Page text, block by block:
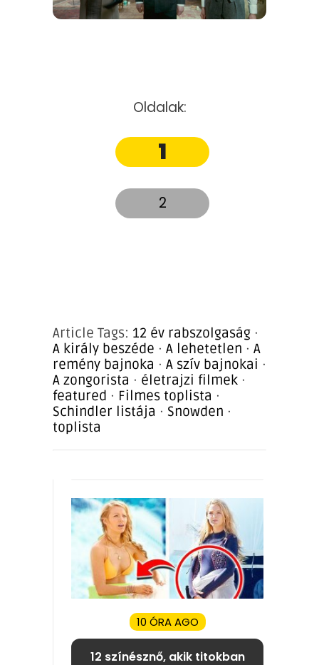
Oldalak:
1
2
Article Tags: 12 év rabszolgaság ·
A király beszéde · A lehetetlen · A
remény bajnoka · A szív bajnokai ·
A zongorista · életrajzi filmek ·
featured · Filmes toplista ·
Schindler listája · Snowden ·
toplista
10 ÓRA AGO
12 színésznő, akik titokban